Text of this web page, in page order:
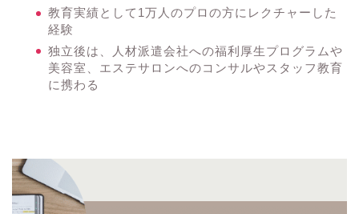
教育実績として1万人のプロの方にレクチャーした
経験
独立後は、人材派遣会社への福利厚生プログラムや
美容室、エステサロンへのコンサルやスタッフ教育
に携わる